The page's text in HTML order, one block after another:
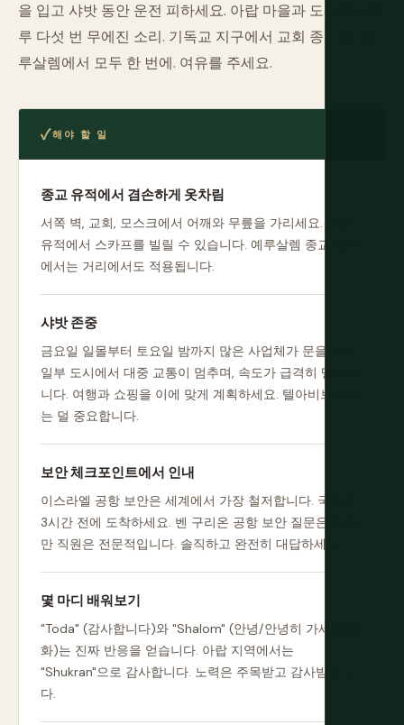
을 입고 샤밧 동안 운전 피하세요. 아랍 마을과 도시에서 하
루 다섯 번 무에진 소리. 기독교 지구에서 교회 종소리. 예
루살렘에서 모두 한 번에. 여유를 주세요.
해야 할 일
종교 유적에서 겸손하게 옷차림
서쪽 벽, 교회, 모스크에서 어깨와 무릎을 가리세요. 주요
유적에서 스카프를 빌릴 수 있습니다. 예루살렘 종교 동네
에서는 거리에서도 적용됩니다.
샤밧 존중
금요일 일몰부터 토요일 밤까지 많은 사업체가 문을 닫고,
일부 도시에서 대중 교통이 멈추며, 속도가 급격히 떨어집
니다. 여행과 쇼핑을 이에 맞게 계획하세요. 텔아비브에서
는 덜 중요합니다.
보안 체크포인트에서 인내
이스라엘 공항 보안은 세계에서 가장 철저합니다. 국제선
3시간 전에 도착하세요. 벤 구리온 공항 보안 질문은 깊지
만 직원은 전문적입니다. 솔직하고 완전히 대답하세요.
몇 마디 배워보기
"Toda" (감사합니다)와 "Shalom" (안녕/안녕히 가세요/평
화)는 진짜 반응을 얻습니다. 아랍 지역에서는
"Shukran"으로 감사합니다. 노력은 주목받고 감사받습니
다.